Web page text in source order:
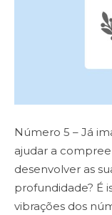
Número 5 – Já
ajudar a
desenvolver as
profundidade? É
vibrações dos